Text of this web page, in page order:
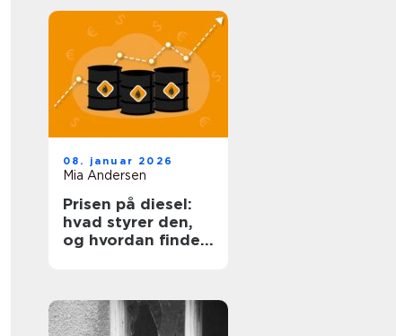
08. januar 2026
Mia Andersen
Prisen på diesel:
hvad styrer den,
og hvordan finder